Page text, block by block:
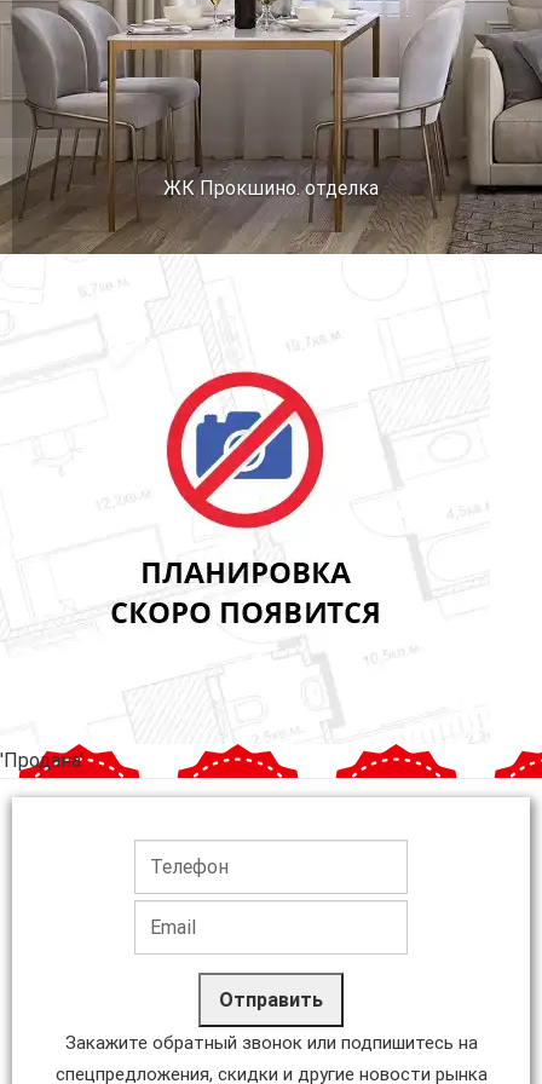
ЖК Прокшино. отделка
'Продана'
Отправить
Закажите обратный звонок или подпишитесь на
спецпредложения, скидки и другие новости рынка